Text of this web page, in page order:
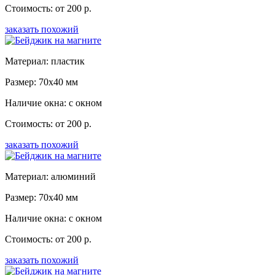
Стоимость: от 200 р.
заказать похожий
Материал: пластик
Размер: 70x40 мм
Наличие окна: с окном
Стоимость: от 200 р.
заказать похожий
Материал: алюминий
Размер: 70x40 мм
Наличие окна: с окном
Стоимость: от 200 р.
заказать похожий